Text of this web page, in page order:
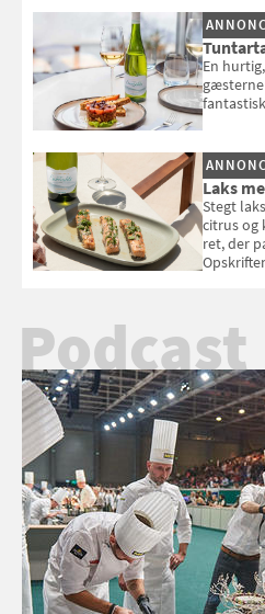
smag" af
En
Laks
Stegt
citrus og
ret, der
Podcast